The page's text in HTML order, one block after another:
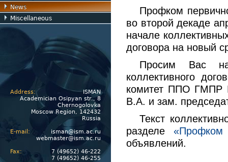
News
Miscellaneous
Address:
ISMAN
Academician Osipyan str., 8
Chernogolovka
Moscow Region, 142432
Russia
E-mail:
isman@ism.ac.ru
webmaster@ism.ac.ru
Fax:
7 (49652) 46-222
7 (49652) 46-255
Профком
во второй декаде
начале
договора на новый
Просим Вас
коллективного
комитет ППО ГМПР
В.А. и зам.
Текст
разделе
объявлений.